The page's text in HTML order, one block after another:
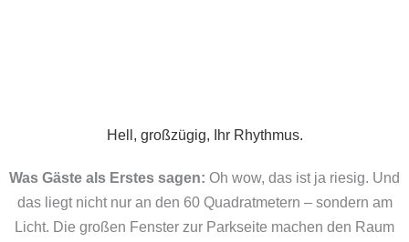
Hell, großzügig, Ihr Rhythmus.
Was Gäste als Erstes sagen: Oh wow, das ist ja riesig. Und
das liegt nicht nur an den 60 Quadratmetern – sondern am
Licht. Die großen Fenster zur Parkseite machen den Raum